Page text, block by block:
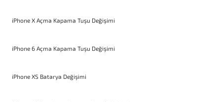
iPhone X Açma Kapama Tuşu Değişimi
iPhone 6 Açma Kapama Tuşu Değişimi
iPhone XS Batarya Değişimi